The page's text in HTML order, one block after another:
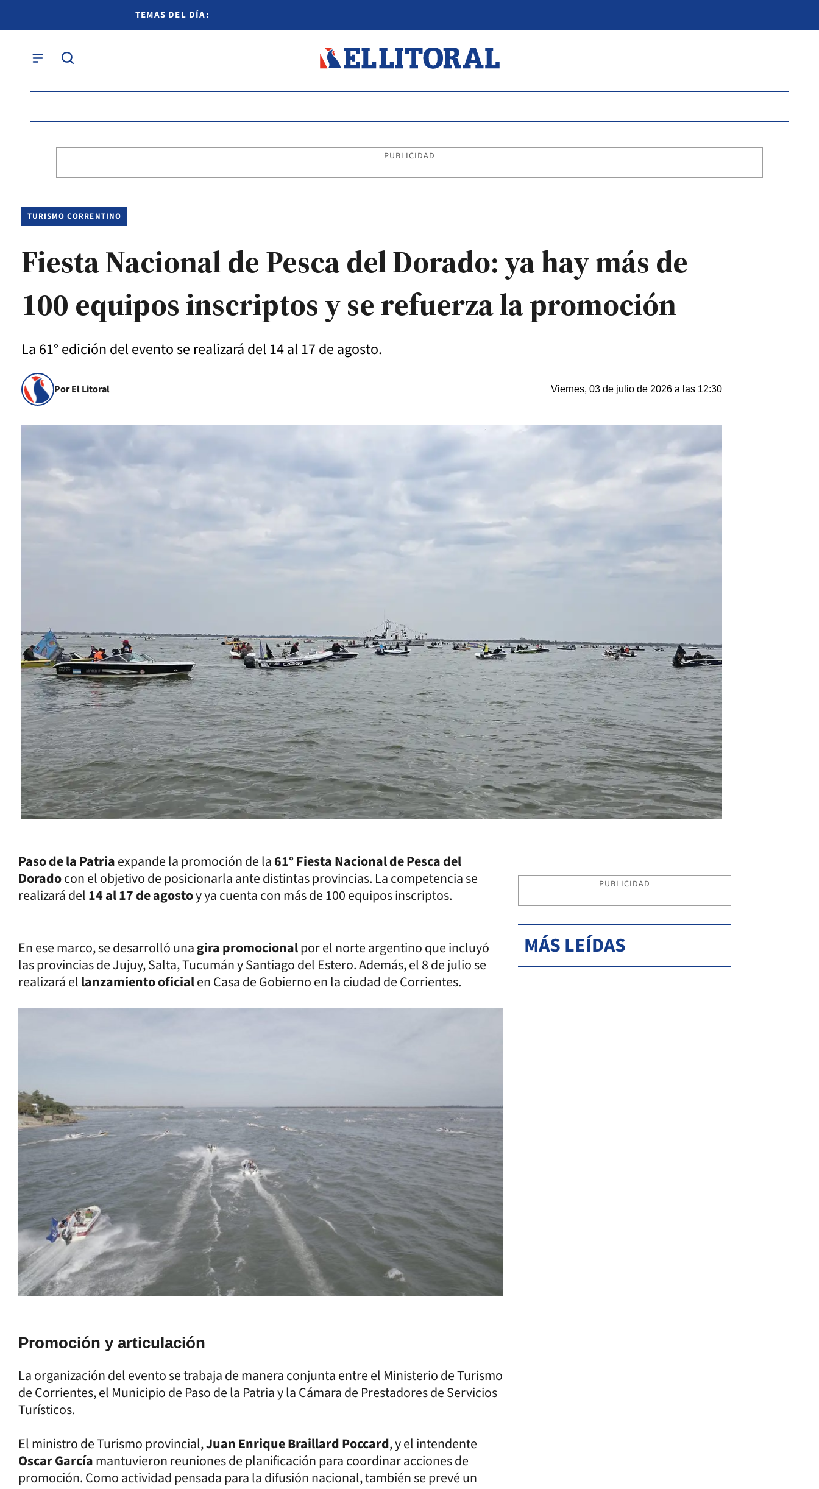
TEMAS DEL DÍA:
PUBLICIDAD
TURISMO CORRENTINO
Fiesta Nacional de Pesca del Dorado: ya hay más de
100 equipos inscriptos y se refuerza la promoción
La 61° edición del evento se realizará del 14 al 17 de agosto.
Por El Litoral Viernes, 03 de julio de 2026 a las 12:30
Paso de la Patriaexpande la promoción de la61° Fiesta Nacional de Pesca del
Doradocon el objetivo de posicionarla ante distintas provincias. La competencia se
realizará del14 al 17 de agostoy ya cuenta con más de 100 equipos inscriptos.
En ese marco, se desarrolló unagira promocionalpor el norte argentino que incluyó
las provincias de Jujuy, Salta, Tucumán y Santiago del Estero. Además, el 8 de julio se
realizará ellanzamiento oficialen Casa de Gobierno en la ciudad de Corrientes.
Promoción y articulación
La organización del evento se trabaja de manera conjunta entre el Ministerio de Turismo
de Corrientes, el Municipio de Paso de la Patria y la Cámara de Prestadores de Servicios
Turísticos.
El ministro de Turismo provincial,Juan Enrique Braillard Poccard, y el intendente
Oscar Garcíamantuvieron reuniones de planificación para coordinar acciones de
promoción. Como actividad pensada para la difusión nacional, también se prevé un
PUBLICIDAD
MÁS LEÍDAS